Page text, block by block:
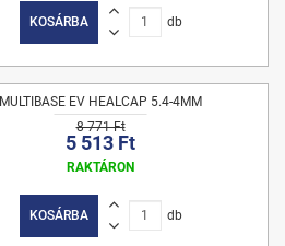
KOSÁRBA db
MULTIBASE EV HEALCAP 5.4-4MM
8 771 Ft
5 513 Ft
RAKTÁRON
KOSÁRBA db